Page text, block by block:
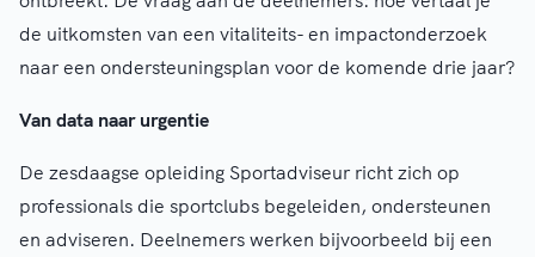
de uitkomsten van een vitaliteits- en impactonderzoek
naar een ondersteuningsplan voor de komende drie jaar?
Van data naar urgentie
De zesdaagse opleiding Sportadviseur richt zich op
professionals die sportclubs begeleiden, ondersteunen
en adviseren. Deelnemers werken bijvoorbeeld bij een